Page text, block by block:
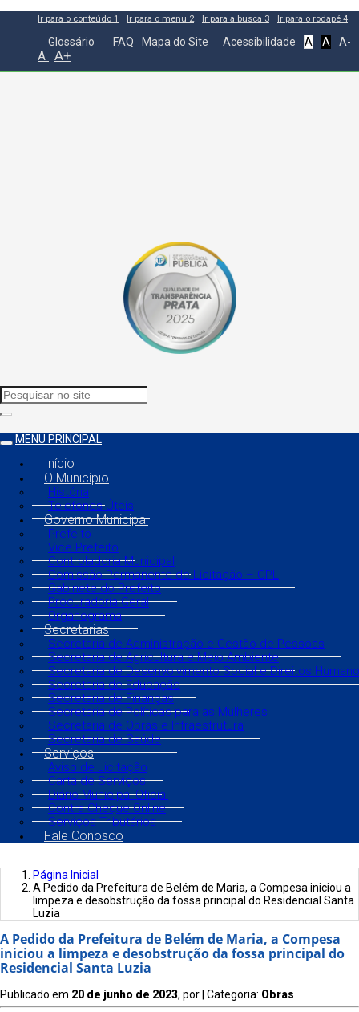
Ir para o conteúdo 1 Ir para o menu 2 Ir para a busca 3 Ir para o rodapé 4
Glossário FAQ Mapa do Site Acessibilidade A A A-
A A+
MENU PRINCIPAL
Início
O Município
História
Telefones Úteis
Governo Municipal
Prefeito
Vice Prefeito
Controladoria Municipal
Comissão Permanente de Licitação – CPL
Gabinete do Prefeito
Procuradoria Geral
Organograma
Secretarias
Secretaria de Administração e Gestão de Pessoas
Secretaria de Agricultura e Meio Ambiente
Secretaria de Desenvolvimento Social e Direitos
Secretaria de Educação
Secretaria de Finanças
Secretaria de Políticas para as Mulheres
Secretaria de Obras e Infraestrutura
Secretaria de Saúde
Serviços
Aviso de Licitação
Carta de Serviços
Diário Municipal Oficial
Contra Cheque Online
Serviços Tributários
Fale Conosco
Página Inicial
A Pedido da Prefeitura de Belém de Maria, a Compesa iniciou a
limpeza e desobstrução da fossa principal do Residencial Santa
Luzia
A Pedido da Prefeitura de Belém de Maria, a Compesa
iniciou a limpeza e desobstrução da fossa principal do
Residencial Santa Luzia
Publicado em 20 de junho de 2023, por | Categoria: Obras